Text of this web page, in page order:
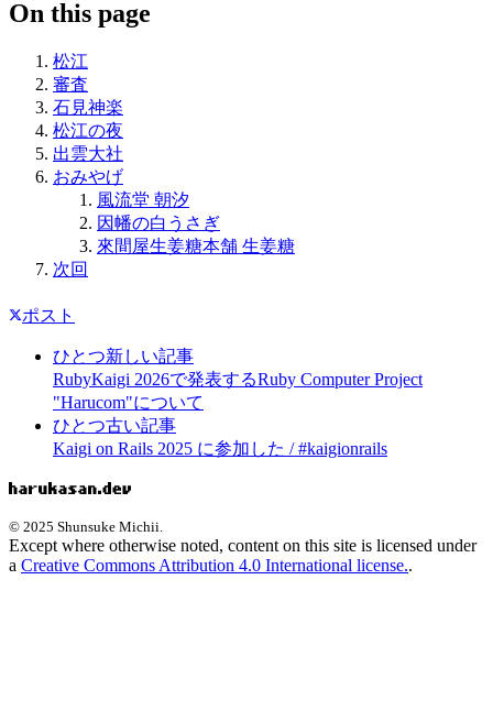
On this page
松江
審査
石見神楽
松江の夜
出雲大社
おみやげ
風流堂 朝汐
因幡の白うさぎ
來間屋生姜糖本舗 生姜糖
次回
ポスト
ひとつ新しい記事
RubyKaigi 2026で発表するRuby Computer Project
"Harucom"について
ひとつ古い記事
Kaigi on Rails 2025 に参加した / #kaigionrails
© 2025 Shunsuke Michii.
Except where otherwise noted, content on this site is licensed under
a Creative Commons Attribution 4.0 International license..